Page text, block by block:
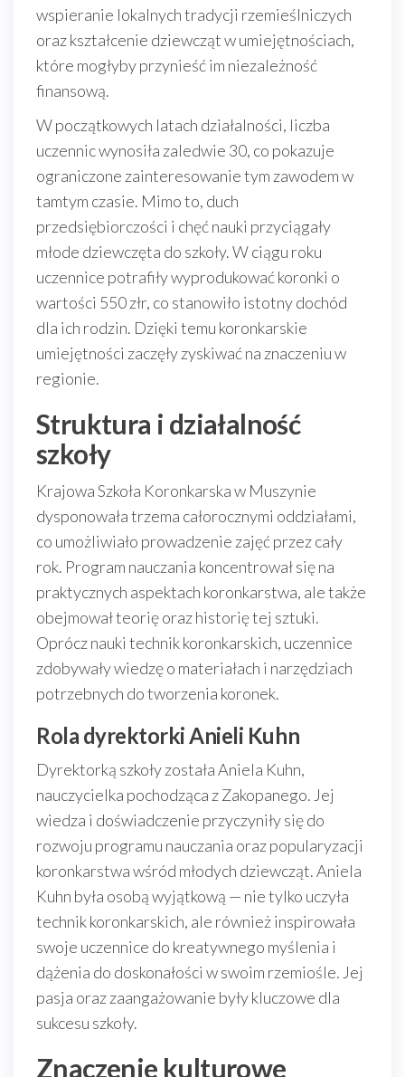
wspieranie lokalnych tradycji rzemieślniczych
oraz kształcenie dziewcząt w umiejętnościach,
które mogłyby przynieść im niezależność
finansową.
W początkowych latach działalności, liczba
uczennic wynosiła zaledwie 30, co pokazuje
ograniczone zainteresowanie tym zawodem w
tamtym czasie. Mimo to, duch
przedsiębiorczości i chęć nauki przyciągały
młode dziewczęta do szkoły. W ciągu roku
uczennice potrafiły wyprodukować koronki o
wartości 550 złr, co stanowiło istotny dochód
dla ich rodzin. Dzięki temu koronkarskie
umiejętności zaczęły zyskiwać na znaczeniu w
regionie.
Struktura i działalność
szkoły
Krajowa Szkoła Koronkarska w Muszynie
dysponowała trzema całorocznymi oddziałami,
co umożliwiało prowadzenie zajęć przez cały
rok. Program nauczania koncentrował się na
praktycznych aspektach koronkarstwa, ale także
obejmował teorię oraz historię tej sztuki.
Oprócz nauki technik koronkarskich, uczennice
zdobywały wiedzę o materiałach i narzędziach
potrzebnych do tworzenia koronek.
Rola dyrektorki Anieli Kuhn
Dyrektorką szkoły została Aniela Kuhn,
nauczycielka pochodząca z Zakopanego. Jej
wiedza i doświadczenie przyczyniły się do
rozwoju programu nauczania oraz popularyzacji
koronkarstwa wśród młodych dziewcząt. Aniela
Kuhn była osobą wyjątkową — nie tylko uczyła
technik koronkarskich, ale również inspirowała
swoje uczennice do kreatywnego myślenia i
dążenia do doskonałości w swoim rzemiośle. Jej
pasja oraz zaangażowanie były kluczowe dla
sukcesu szkoły.
Znaczenie kulturowe